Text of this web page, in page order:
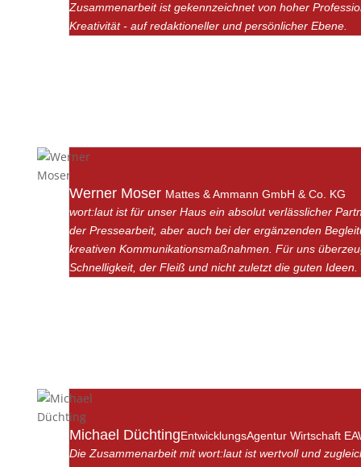
Zusammenarbeit ist gekennzeichnet von hoher
Kreativität - auf redaktioneller und persönlicher Ebene.
Werner Moser Mattes & Ammann GmbH & Co. KG
wort:laut ist für unser Haus ein absolut verlässlicher
der Pressearbeit, aber auch bei der ergänzenden
kreativen Kommunikationsmaßnahmen. Für uns
Schnelligkeit, der Fleiß und nicht zuletzt die guten Ideen.
Michael DüchtingEntwicklungsAgentur Wirtschaft
Die Zusammenarbeit mit wort:laut ist wertvoll und